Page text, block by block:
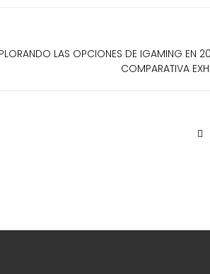
LAS OPCIONES DE IGAMING EN
COMPARATIVA